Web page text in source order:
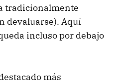
tradicionalmente
devaluarse). Aquí
incluso por debajo
más